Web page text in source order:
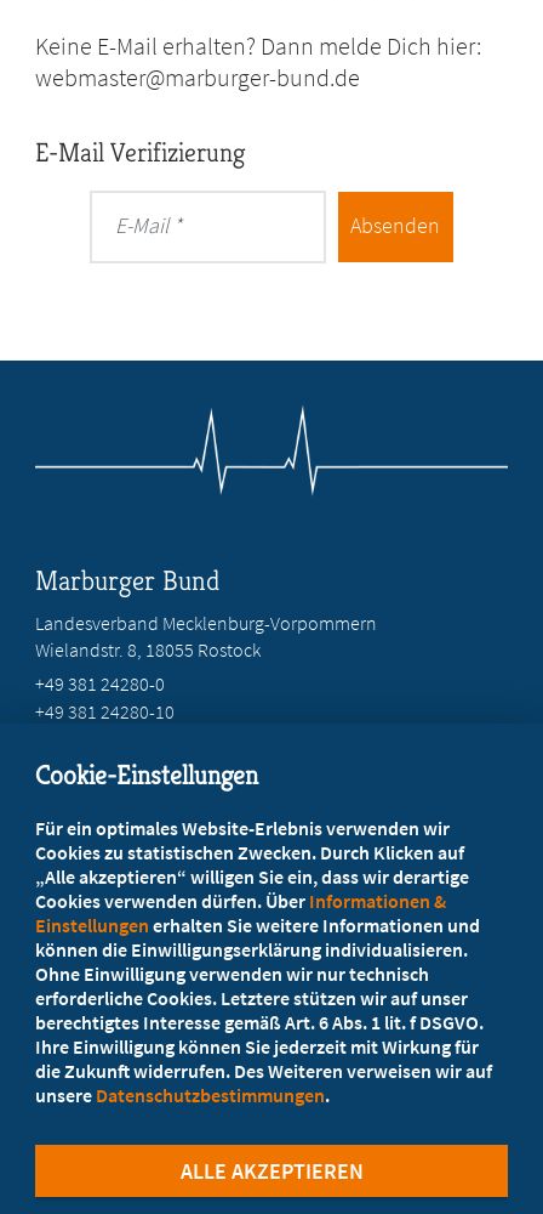
Keine E-Mail erhalten? Dann melde Dich hier:
webmaster@marburger-bund.de
E-Mail Verifizierung
E-Mail Absenden
Marburger Bund
Landesverband Mecklenburg-Vorpommern
Wielandstr. 8, 18055 Rostock
+49 381 24280-0
+49 381 24280-10
Ihr Landesverband berät Sie!
Ansprechpartner
Werden Sie jetzt Mitglied
5 Vorteile einer MB-Mitgliedschaft
Cookie-Einstellungen
Für ein optimales Website-Erlebnis verwenden wir
Cookies zu statistischen Zwecken. Durch Klicken auf
„Alle akzeptieren“ willigen Sie ein, dass wir derartige
Cookies verwenden dürfen. Über Informationen &
Einstellungen erhalten Sie weitere Informationen und
können die Einwilligungserklärung individualisieren.
Ohne Einwilligung verwenden wir nur technisch
erforderliche Cookies. Letztere stützen wir auf unser
berechtigtes Interesse gemäß Art. 6 Abs. 1 lit. f DSGVO.
Ihre Einwilligung können Sie jederzeit mit Wirkung für
die Zukunft widerrufen. Des Weiteren verweisen wir auf
unsere Datenschutzbestimmungen.
ALLE AKZEPTIEREN